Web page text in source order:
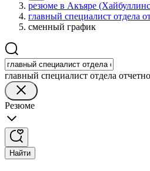
резюме в Акъяре
главный специалист отдела
сменный график
главный специалист отдела
Резюме
Найти